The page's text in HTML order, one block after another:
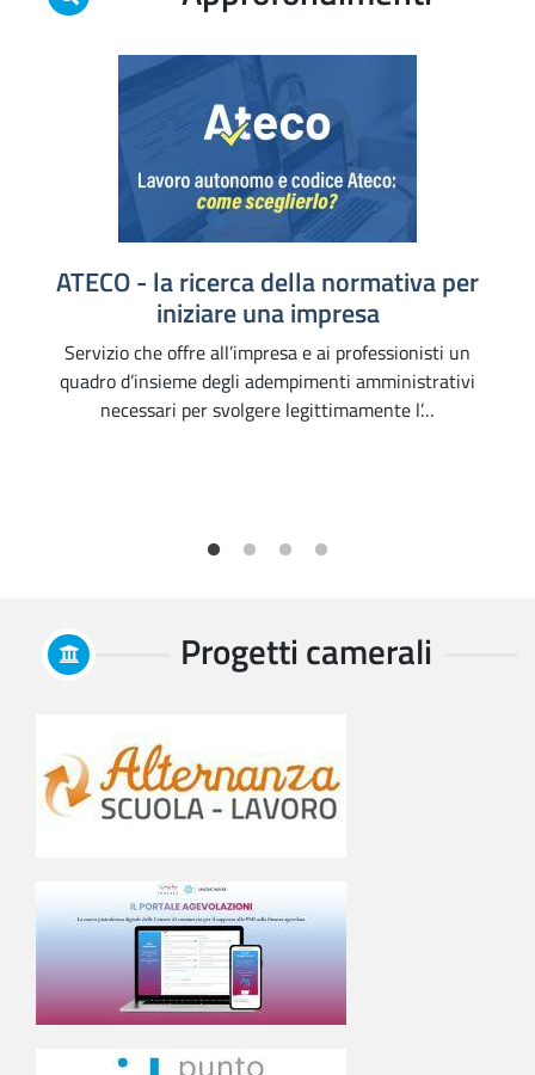
ATECO - la ricerca della normativa per
iniziare una impresa
Servizio che offre all’impresa e ai professionisti un
quadro d’insieme degli adempimenti amministrativi
necessari per svolgere legittimamente l’…
Progetti camerali